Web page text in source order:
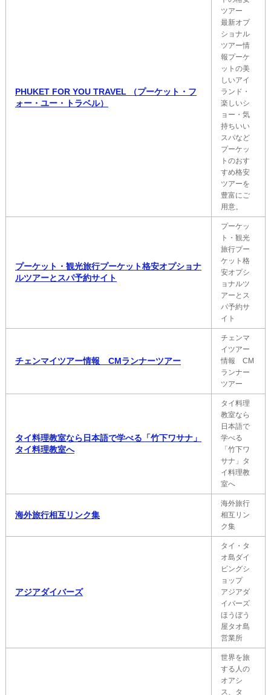
PHUKET FOR YOU TRAVEL （プーケット・フ
ォー・ユー・トラベル）
ツアー
最新オプ
ショナル
ツアー情
報プーケ
ットの美
しいアイ
ランド・
楽しいシ
ョー・気
持ちいい
スパなど
プーケッ
トのおす
すめ格安
ツアーを
豊富にご
用意。
プーケット・観光旅行プーケット格安オプショナ
ルツアーとスパ予約サイト
プーケッ
ト・観光
旅行プー
ケット格
安オプシ
ョナルツ
アーとス
パ予約サ
イト
チェンマイツアー情報 CMランナーツアー
チェンマ
イツアー
情報 CM
ランナー
ツアー
タイ料理教室なら日本語で学べる「竹下ワサナ」
タイ料理教室へ
タイ料理
教室なら
日本語で
学べる
「竹下ワ
サナ」タ
イ料理教
室へ
海外旅行相互リンク集
海外旅行
相互リン
ク集
アジアダイバーズ
タイ・タ
オ島ダイ
ビングシ
ョップ
アジアダ
イバーズ
ほうぼう
屋タオ島
営業所
世界を旅
する人の
オアシ
ス、タ